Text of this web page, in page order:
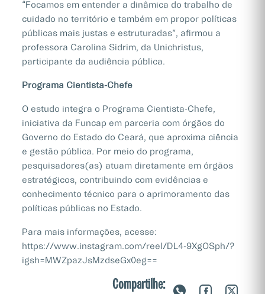
“Focamos em entender a dinâmica do trabalho de
cuidado no território e também em propor políticas
públicas mais justas e estruturadas”, afirmou a
professora Carolina Sidrim, da Unichristus,
participante da audiência pública.
Programa Cientista-Chefe
O estudo integra o Programa Cientista-Chefe,
iniciativa da Funcap em parceria com órgãos do
Governo do Estado do Ceará, que aproxima ciência
e gestão pública. Por meio do programa,
pesquisadores(as) atuam diretamente em órgãos
estratégicos, contribuindo com evidências e
conhecimento técnico para o aprimoramento das
políticas públicas no Estado.
Para mais informações, acesse:
https://www.instagram.com/reel/DL4-9XgOSph/?
igsh=MWZpazJsMzdseGx0eg==
Compartilhe: